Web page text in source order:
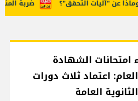
ضربة عن "آليات التحقق"؟
امتحانات الشهادة
اعتماد ثلاث دورات
العامة